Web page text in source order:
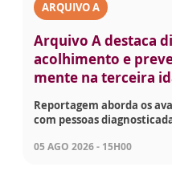
ARQUIVO A
Arquivo A destaca
acolhimento e
mente na terceira
Reportagem aborda os
com pessoas
05 AGO 2026 - 15H00